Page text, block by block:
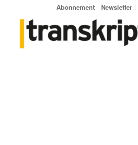
Abonnement Newsletter